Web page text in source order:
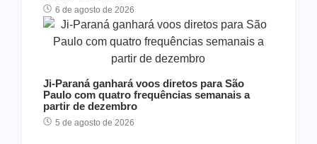
6 de agosto de 2026
Ji-Paraná ganhará voos diretos para São
Paulo com quatro frequências semanais a
partir de dezembro
5 de agosto de 2026